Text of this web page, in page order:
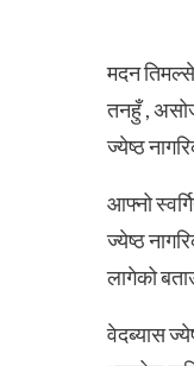
मदन
तनहुँ ,
ज्येष्ठ
आफ्नो
ज्येष्ठ
लागेको
वेदब्यास